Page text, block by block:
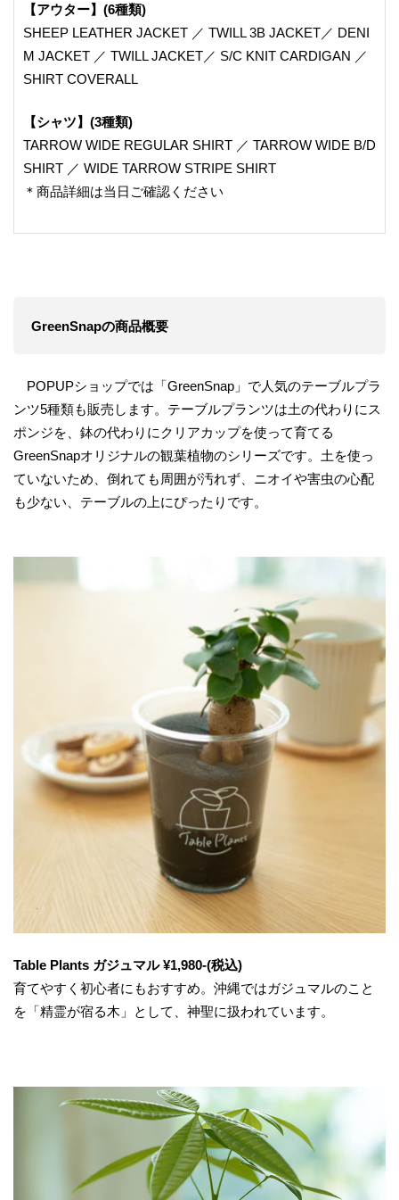
【アウター】(6種類)
SHEEP LEATHER JACKET ／ TWILL 3B JACKET／ DENI
M JACKET ／ TWILL JACKET／ S/C KNIT CARDIGAN ／
SHIRT COVERALL
【シャツ】(3種類)
TARROW WIDE REGULAR SHIRT ／ TARROW WIDE B/D
SHIRT ／ WIDE TARROW STRIPE SHIRT
＊商品詳細は当日ご確認ください
GreenSnapの商品概要
POPUPショップでは「GreenSnap」で人気のテーブルプラ
ンツ5種類も販売します。テーブルプランツは土の代わりにス
ポンジを、鉢の代わりにクリアカップを使って育てる
GreenSnapオリジナルの観葉植物のシリーズです。土を使っ
ていないため、倒れても周囲が汚れず、ニオイや害虫の心配
も少ない、テーブルの上にぴったりです。
Table Plants ガジュマル ¥1,980-(税込)
育てやすく初心者にもおすすめ。沖縄ではガジュマルのこと
を「精霊が宿る木」として、神聖に扱われています。